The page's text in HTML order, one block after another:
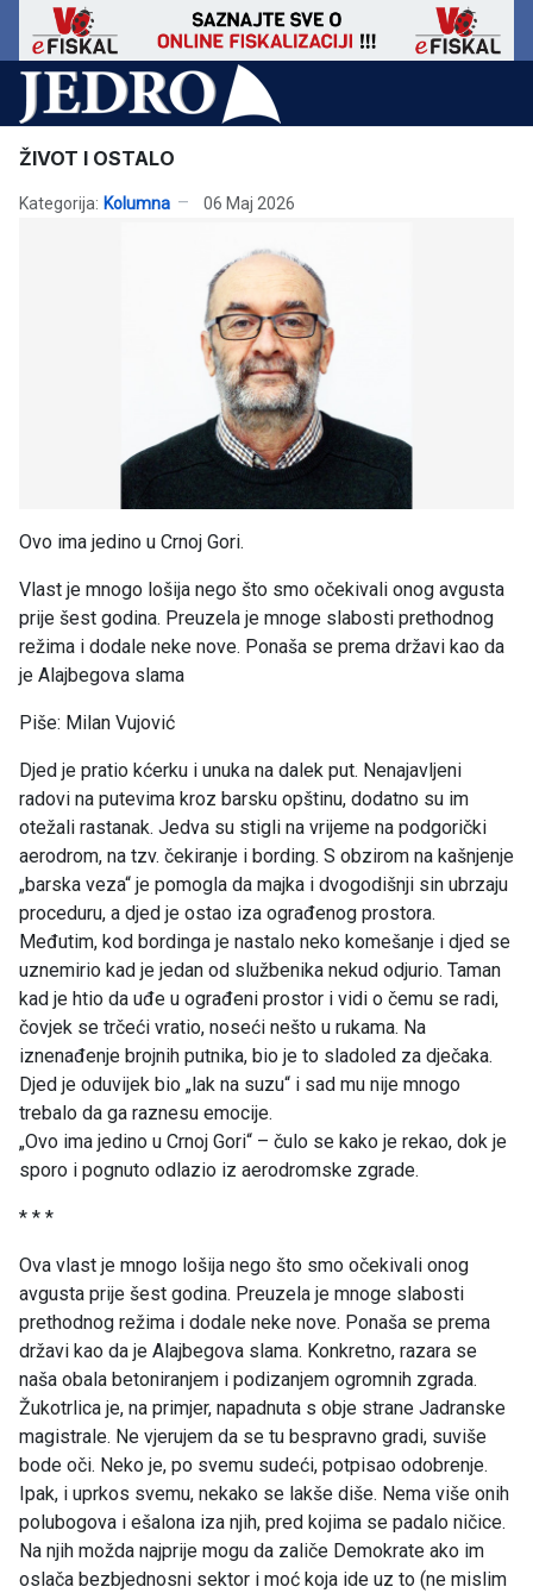
ŽIVOT I OSTALO
Kategorija: Kolumna 06 Maj 2026
Ovo ima jedino u Crnoj Gori.
Vlast je mnogo lošija nego što smo očekivali onog avgusta
prije šest godina. Preuzela je mnoge slabosti prethodnog
režima i dodale neke nove. Ponaša se prema državi kao da
je Alajbegova slama
Piše: Milan Vujović
Djed je pratio kćerku i unuka na dalek put. Nenajavljeni
radovi na putevima kroz barsku opštinu, dodatno su im
otežali rastanak. Jedva su stigli na vrijeme na podgorički
aerodrom, na tzv. čekiranje i bording. S obzirom na kašnjenje
„barska veza“ je pomogla da majka i dvogodišnji sin ubrzaju
proceduru, a djed je ostao iza ograđenog prostora.
Međutim, kod bordinga je nastalo neko komešanje i djed se
uznemirio kad je jedan od službenika nekud odjurio. Taman
kad je htio da uđe u ograđeni prostor i vidi o čemu se radi,
čovjek se trčeći vratio, noseći nešto u rukama. Na
iznenađenje brojnih putnika, bio je to sladoled za dječaka.
Djed je oduvijek bio „lak na suzu“ i sad mu nije mnogo
trebalo da ga raznesu emocije.
„Ovo ima jedino u Crnoj Gori“ – čulo se kako je rekao, dok je
sporo i pognuto odlazio iz aerodromske zgrade.
* * *
Ova vlast je mnogo lošija nego što smo očekivali onog
avgusta prije šest godina. Preuzela je mnoge slabosti
prethodnog režima i dodale neke nove. Ponaša se prema
državi kao da je Alajbegova slama. Konkretno, razara se
naša obala betoniranjem i podizanjem ogromnih zgrada.
Žukotrlica je, na primjer, napadnuta s obje strane Jadranske
magistrale. Ne vjerujem da se tu bespravno gradi, suviše
bode oči. Neko je, po svemu sudeći, potpisao odobrenje.
Ipak, i uprkos svemu, nekako se lakše diše. Nema više onih
polubogova i ešalona iza njih, pred kojima se padalo ničice.
Na njih možda najprije mogu da zaliče Demokrate ako im
oslača bezbjednosni sektor i moć koja ide uz to (ne mislim